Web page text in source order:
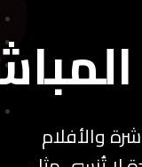
والأفلام